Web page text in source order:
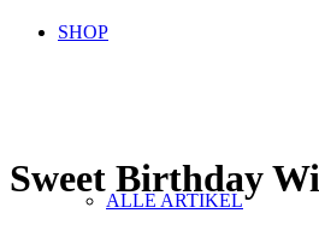
SHOP
ALLE ARTIKEL
Sweet Birthday